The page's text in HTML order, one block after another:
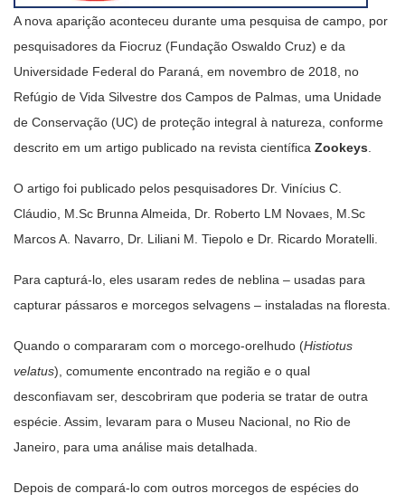
A nova aparição aconteceu durante uma pesquisa de campo, por
pesquisadores da Fiocruz (Fundação Oswaldo Cruz) e da
Universidade Federal do Paraná, em novembro de 2018, no
Refúgio de Vida Silvestre dos Campos de Palmas, uma Unidade
de Conservação (UC) de proteção integral à natureza, conforme
descrito em um artigo publicado na revista científica Zookeys
O artigo foi publicado pelos pesquisadores Dr. Vinícius C.
Cláudio, M.Sc Brunna Almeida, Dr. Roberto LM Novaes, M.Sc
Marcos A. Navarro, Dr. Liliani M. Tiepolo e Dr. Ricardo Moratelli.
Para capturá-lo, eles usaram redes de neblina – usadas para
capturar pássaros e morcegos selvagens – instaladas na floresta.
Quando o compararam com o morcego-orelhudo (Histiotus
velatus), comumente encontrado na região e o qual
desconfiavam ser, descobriram que poderia se tratar de outra
espécie. Assim, levaram para o Museu Nacional, no Rio de
Janeiro, para uma análise mais detalhada.
Depois de compará-lo com outros morcegos de espécies do